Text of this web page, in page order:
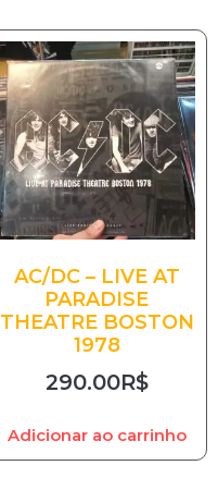
AC/DC – LIVE AT
PARADISE
THEATRE BOSTON
1978
290.00R$
Adicionar ao carrinho